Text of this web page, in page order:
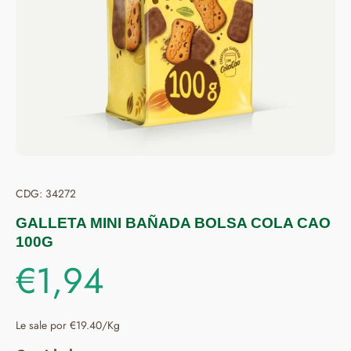
CDG: 34272
GALLETA MINI BAÑADA BOLSA COLA CAO
100G
€1,94
Le sale por €19.40/Kg